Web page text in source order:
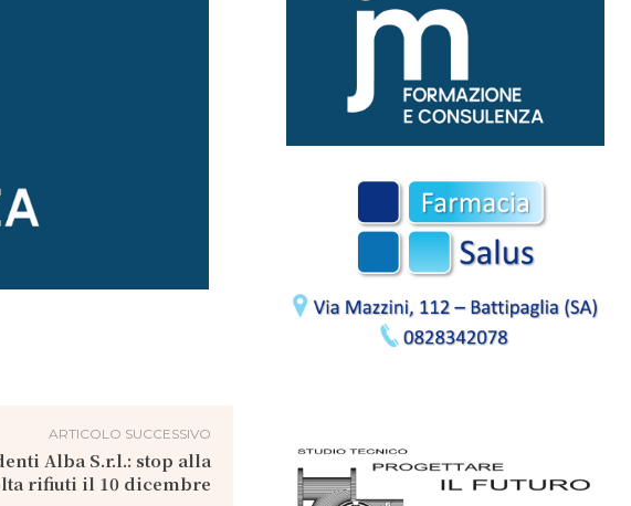
ARTICOLO SUCCESSIVO
Alba S.r.l.: stop alla
rifiuti il 10 dicembre